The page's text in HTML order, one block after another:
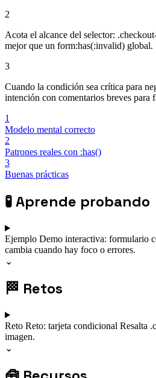
2
Acota el alcance del selector:
mejor que un form:has(:invalid) global.
3
Cuando la condición sea crítica para
intención con comentarios breves para
1
Modelo mental correcto
2
Patrones reales con :has()
3
Buenas prácticas
🧪Aprende probando
Ejemplo Demo interactiva: formulario
cambia cuando hay foco o errores.
⌄
🏁 Retos
Reto Reto: tarjeta condicional Resalta
imagen.
⌄